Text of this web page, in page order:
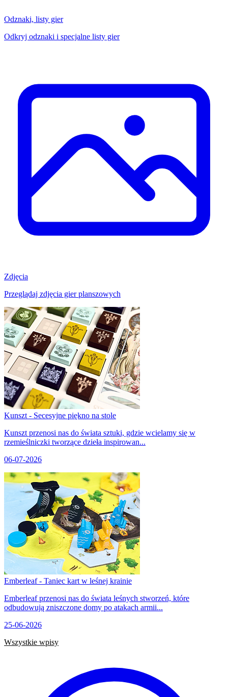
Odznaki, listy gier
Odkryj odznaki i specjalne listy gier
Zdjęcia
Przeglądaj zdjęcia gier planszowych
Kunszt - Secesyjne piękno na stole
Kunszt przenosi nas do świata sztuki, gdzie wcielamy się w
rzemieślniczki tworzące dzieła inspirowan...
06-07-2026
Emberleaf - Taniec kart w leśnej krainie
Emberleaf przenosi nas do świata leśnych stworzeń, które
odbudowują zniszczone domy po atakach armii...
25-06-2026
Wszystkie wpisy